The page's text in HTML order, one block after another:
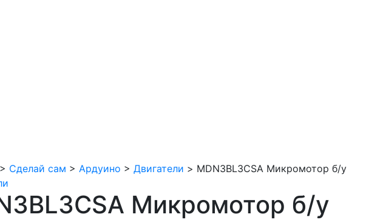
> Сделай сам > Ардуино > Двигатели > MDN3BL3CSA Микромотор б/у
Микромотор б/у